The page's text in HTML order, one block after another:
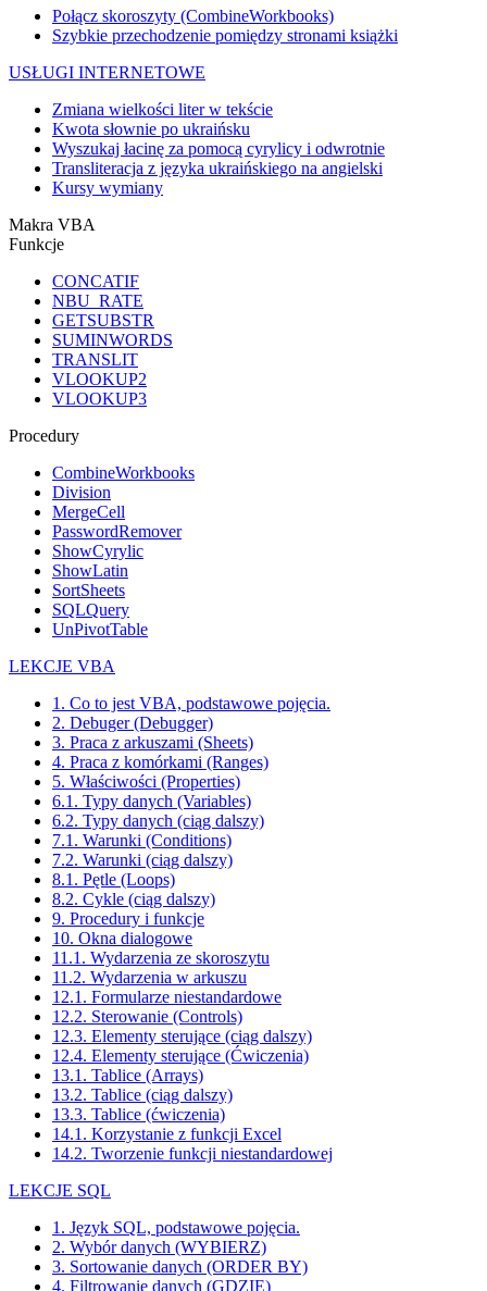
Połącz skoroszyty (CombineWorkbooks)
Szybkie przechodzenie pomiędzy stronami książki
USŁUGI INTERNETOWE
Zmiana wielkości liter w tekście
Kwota słownie po ukraińsku
Wyszukaj łacinę za pomocą cyrylicy i odwrotnie
Transliteracja z języka ukraińskiego na angielski
Kursy wymiany
Makra VBA
Funkcje
CONCATIF
NBU_RATE
GETSUBSTR
SUMINWORDS
TRANSLIT
VLOOKUP2
VLOOKUP3
Procedury
CombineWorkbooks
Division
MergeCell
PasswordRemover
ShowCyrylic
ShowLatin
SortSheets
SQLQuery
UnPivotTable
LEKCJE VBA
1. Co to jest VBA, podstawowe pojęcia.
2. Debuger (Debugger)
3. Praca z arkuszami (Sheets)
4. Praca z komórkami (Ranges)
5. Właściwości (Properties)
6.1. Typy danych (Variables)
6.2. Typy danych (ciąg dalszy)
7.1. Warunki (Conditions)
7.2. Warunki (ciąg dalszy)
8.1. Pętle (Loops)
8.2. Cykle (ciąg dalszy)
9. Procedury i funkcje
10. Okna dialogowe
11.1. Wydarzenia ze skoroszytu
11.2. Wydarzenia w arkuszu
12.1. Formularze niestandardowe
12.2. Sterowanie (Controls)
12.3. Elementy sterujące (ciąg dalszy)
12.4. Elementy sterujące (Ćwiczenia)
13.1. Tablice (Arrays)
13.2. Tablice (ciąg dalszy)
13.3. Tablice (ćwiczenia)
14.1. Korzystanie z funkcji Excel
14.2. Tworzenie funkcji niestandardowej
LEKCJE SQL
1. Język SQL, podstawowe pojęcia.
2. Wybór danych (WYBIERZ)
3. Sortowanie danych (ORDER BY)
4. Filtrowanie danych (GDZIE)